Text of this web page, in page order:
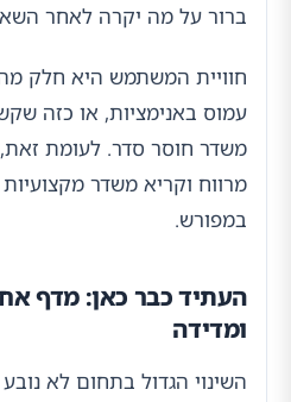
ברור על מה יקרה לאחר
חוויית המשתמש היא חלק
עמוס באנימציות, או כזה
משדר חוסר סדר. לעומת זאת,
מרווח וקריא משדר
במפורש.
העתיד כבר כאן: מדף
ומדידה
השינוי הגדול בתחום לא